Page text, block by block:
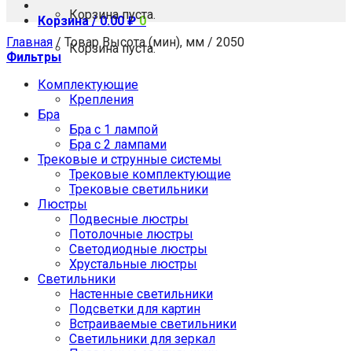
Корзина /0.00₽ 0
Корзина пуста.
Корзина пуста.
Главная / Товар Высота (мин), мм / 2050
Фильтры
Комплектующие
Крепления
Бра
Бра с 1 лампой
Бра с 2 лампами
Трековые и струнные системы
Трековые комплектующие
Трековые светильники
Люстры
Подвесные люстры
Потолочные люстры
Светодиодные люстры
Хрустальные люстры
Светильники
Настенные светильники
Подсветки для картин
Встраиваемые светильники
Светильники для зеркал